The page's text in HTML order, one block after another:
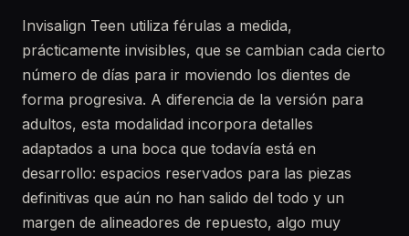
Invisalign Teen utiliza férulas a medida,
prácticamente invisibles, que se cambian cada cierto
número de días para ir moviendo los dientes de
forma progresiva. A diferencia de la versión para
adultos, esta modalidad incorpora detalles
adaptados a una boca que todavía está en
desarrollo: espacios reservados para las piezas
definitivas que aún no han salido del todo y un
margen de alineadores de repuesto, algo muy